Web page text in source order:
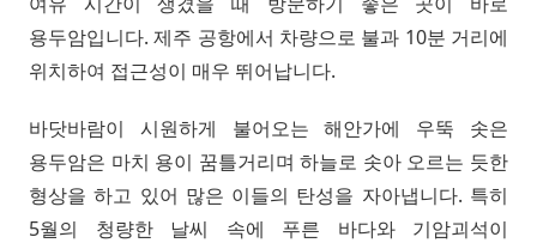
용두암입니다. 제주 공항에서 차량으로 불과 10분 거리에
위치하여 접근성이 매우 뛰어납니다.
바닷바람이 시원하게 불어오는 해안가에 우뚝 솟은
용두암은 마치 용이 꿈틀거리며 하늘로 솟아 오르는 듯한
형상을 하고 있어 많은 이들의 탄성을 자아냅니다. 특히
5월의 청량한 날씨 속에 푸른 바다와 기암괴석이